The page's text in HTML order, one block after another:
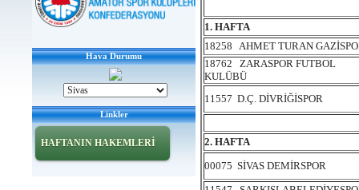
Hava Durumu
Linkler
HAFTANIN HAKEMLERİ
1. HAFTA
18258 AHMET TURAN
18762 ZARASPOR FUTBOL
KULÜBÜ
11557 D.Ç. DİVRİĞİSPOR
2. HAFTA
00075 SİVAS DEMİRSPOR